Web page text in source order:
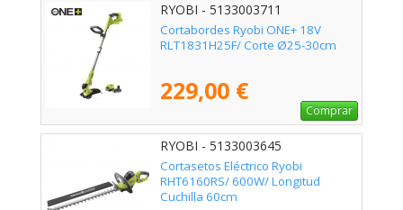
RYOBI - 5133003711
Cortabordes Ryobi ONE+ 18V
RLT1831H25F/ Corte Ø25-30cm
229,00 €
Comprar
RYOBI - 5133003645
Cortasetos Eléctrico Ryobi
RHT6160RS/ 600W/ Longitud
Cuchilla 60cm